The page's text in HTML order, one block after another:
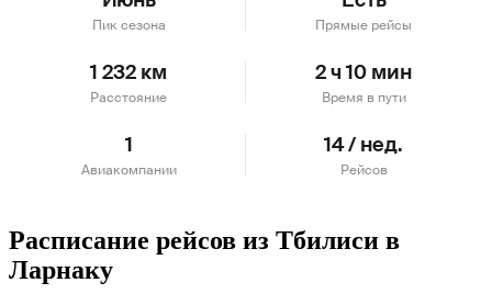
Пик сезона Прямые рейсы
1 232 км
Расстояние
2 ч 10 мин
Время в пути
1
Авиакомпании
14 / нед.
Рейсов
Расписание рейсов из Тбилиси в
Ларнаку